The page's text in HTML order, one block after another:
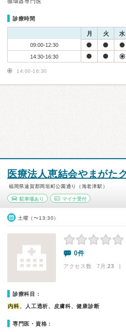
診療時間
月 火 水
09:00-12:30
14:30-16:30
14:00-16:30
医療法人恵結会やまがた
福岡県遠賀郡岡垣町公園通り（海老津駅）
駐車場あり マイナ受付
土曜（〜13:30）
0件
アクセス数 7月:23 |
診療科目：
内科、人工透析、皮膚科、健康診断
専門医・資格：